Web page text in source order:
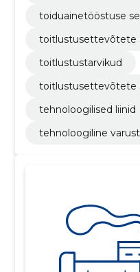
toiduainetööstuse
toitlustusettevõtete
toitlustustarvikud
toitlustusettevõtete
tehnoloogilised liinid
tehnoloogiline